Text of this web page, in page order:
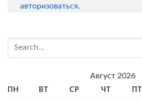
авторизоваться.
Август 2026
ПН ВТ СР ЧТ ПТ